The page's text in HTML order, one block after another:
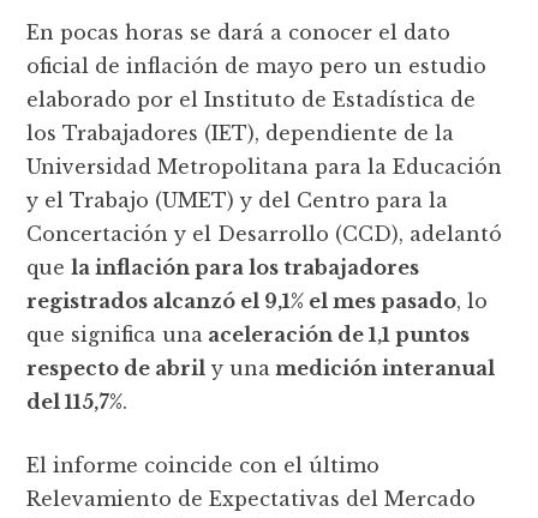
En pocas horas se dará a conocer el dato
oficial de inflación de mayo pero un estudio
elaborado por el Instituto de Estadística de
los Trabajadores (IET), dependiente de la
Universidad Metropolitana para la Educación
y el Trabajo (UMET) y del Centro para la
Concertación y el Desarrollo (CCD), adelantó
quela inflación para los trabajadores
registrados alcanzó el 9,1% el mes pasado, lo
que significa una aceleración de 1,1 puntos
respecto de abril y una medición interanual
del 115,7%.
El informe coincide con el último
Relevamiento de Expectativas del Mercado